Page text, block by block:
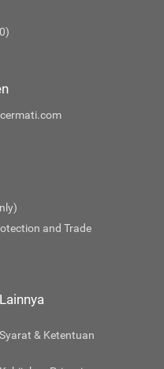
and Trade
Lainnya
Syarat & Ketentuan